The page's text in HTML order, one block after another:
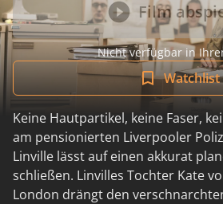
Film
Nicht verfügbar in
Watchlist
Keine Hautpartikel, keine Faser,
am pensionierten Liverpooler
Linville lässt auf einen akkurat
schließen. Linvilles Tochter Kate
London drängt den